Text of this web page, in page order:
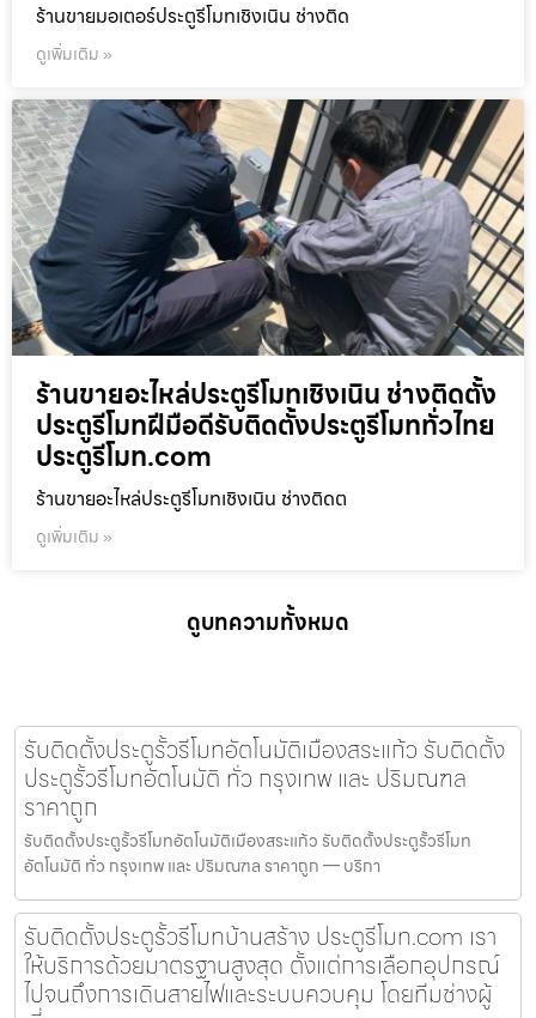
ร้านขายมอเตอร์ประตูรีโมทเชิงเนิน ช่างติด
ดูเพิ่มเติม »
ร้านขายอะไหล่ประตูรีโมทเชิงเนิน ช่างติดตั้ง
ประตูรีโมทฝีมือดีรับติดตั้งประตูรีโมททั่วไทย
ประตูรีโมท.com
ร้านขายอะไหล่ประตูรีโมทเชิงเนิน ช่างติดต
ดูเพิ่มเติม »
ดูบทความทั้งหมด
รับติดตั้งประตูรั้วรีโมทอัตโนมัติเมืองสระแก้ว รับติดตั้ง
ประตูรั้วรีโมทอัตโนมัติ ทั่ว กรุงเทพ และ ปริมณฑล
ราคาถูก
รับติดตั้งประตูรั้วรีโมทอัตโนมัติเมืองสระแก้ว รับติดตั้งประตูรั้วรีโมท
อัตโนมัติ ทั่ว กรุงเทพ และ ปริมณฑล ราคาถูก — บริกา
รับติดตั้งประตูรั้วรีโมทบ้านสร้าง ประตูรีโมท.com เรา
ให้บริการด้วยมาตรฐานสูงสุด ตั้งแต่การเลือกอุปกรณ์
ไปจนถึงการเดินสายไฟและระบบควบคุม โดยทีมช่างผู้